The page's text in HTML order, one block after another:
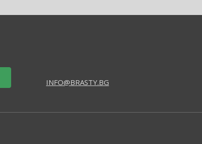
INFO@BRASTY.BG